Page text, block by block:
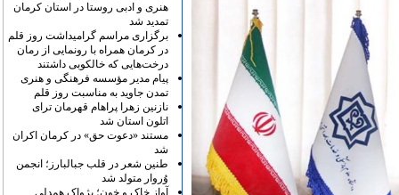
هنری و ادبی روستا در استان کرمان
تمدید شد
برگزاری مراسم گرامیداشت روز قلم
در کرمان همراه با رونمایی از رمان
درخت‌هایی که خالکوبی داشتند
پیام مدیر مؤسسه فرهنگی و هنری
تمدن جاوید به مناسبت روز قلم
نازنین زهرا پراهام قهرمان ترای
اتلون استان شد
مستند «دعوت حق» در کرمان اکران
شد
طنین شعر در قلب جبالبارز؛ انجمن
وُروار متولد شد
آوازِ خاک و خون؛ پژواک همدلی